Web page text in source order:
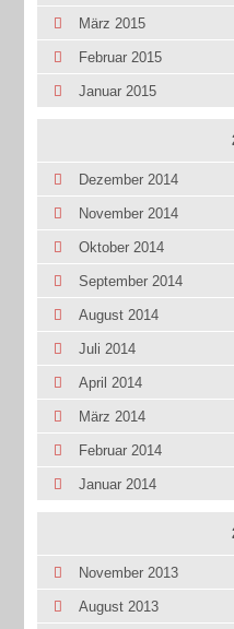
März 2015
Februar 2015
Januar 2015
Dezember 2014
November 2014
Oktober 2014
September 2014
August 2014
Juli 2014
April 2014
März 2014
Februar 2014
Januar 2014
November 2013
August 2013